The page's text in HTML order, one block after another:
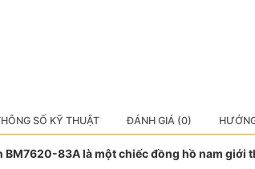
SỐ KỸ THUẬT ĐÁNH GIÁ (0)
83A là một chiếc đồng hồ nam giới